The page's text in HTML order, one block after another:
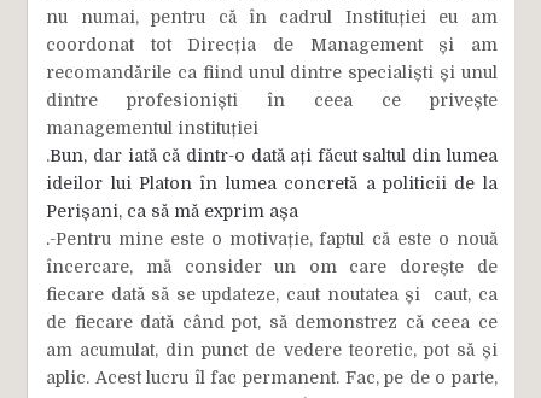
nu numai, pentru că în cadrul Instituției eu am
coordonat tot Direcția de Management și am
recomandările ca fiind unul dintre specialiști și unul
dintre profesioniști în ceea ce privește
managementul instituției
.Bun, dar iată că dintr-o dată ați făcut saltul din lumea
ideilor lui Platon în lumea concretă a politicii de la
Perișani, ca să mă exprim așa
.-Pentru mine este o motivație, faptul că este o nouă
încercare, mă consider un om care dorește de
fiecare dată să se updateze, caut noutatea și caut, ca
de fiecare dată când pot, să demonstrez că ceea ce
am acumulat, din punct de vedere teoretic, pot să și
aplic. Acest lucru îl fac permanent. Fac, pe de o parte,